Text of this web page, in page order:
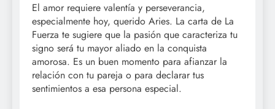
El amor requiere valentía y perseverancia,
especialmente hoy, querido Aries. La carta de La
Fuerza te sugiere que la pasión que caracteriza tu
signo será tu mayor aliado en la conquista
amorosa. Es un buen momento para afianzar la
relación con tu pareja o para declarar tus
sentimientos a esa persona especial.